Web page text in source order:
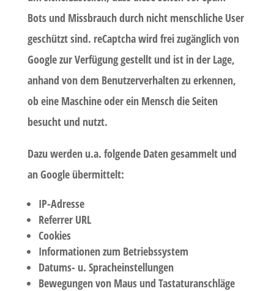
Bots und Missbrauch durch nicht menschliche User
geschützt sind. reCaptcha wird frei zugänglich von
Google zur Verfügung gestellt und ist in der Lage,
anhand von dem Benutzerverhalten zu erkennen,
ob eine Maschine oder ein Mensch die Seiten
besucht und nutzt.
Dazu werden u.a. folgende Daten gesammelt und
an Google übermittelt:
IP-Adresse
Referrer URL
Cookies
Informationen zum Betriebssystem
Datums- u. Spracheinstellungen
Bewegungen von Maus und Tastaturanschläge